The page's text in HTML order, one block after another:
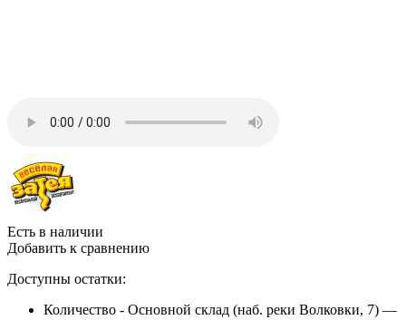
Есть в наличии
Добавить к сравнению
Доступны остатки:
Количество - Основной склад (наб. реки Волковки, 7) —